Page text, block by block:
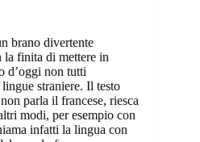
brano divertente
finita di mettere in
d’oggi non tutti
straniere. Il testo
parla il francese, riesca
modi, per esempio con
infatti la lingua con